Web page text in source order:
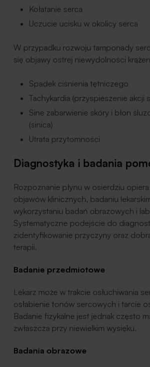
Kołatanie serca
Uczucie ucisku w okolicy serca
W przypadku rozwoju tamponady
się objawy ostrej niewydolności
Spadek ciśnienia tętniczego
Tachykardia (przyspieszenie akcji
Sine zabarwienie skóry i błon
(sinica)
Utrata przytomności
Diagnostyka i badania
Rozpoznanie płynu w osierdziu opiera
objawów klinicznych, badaniu
wykorzystaniu badań obrazowych i
Systematyczne podejście do
zidentyfikowanie przyczyny oraz
terapii.
Badanie przedmiotowe
Lekarz może w trakcie osłuchiwania
osłabienie tonów sercowych i tarcie
Badanie fizykalne jest jednak często
zwłaszcza przy niewielkim wysięku.
Badania obrazowe